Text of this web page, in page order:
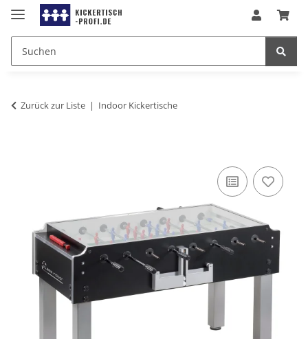
Zurück zur Liste Indoor Kickertische